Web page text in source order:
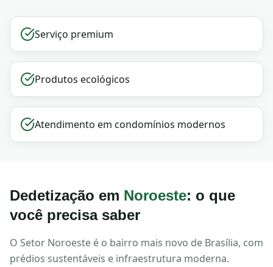
Serviço premium
Produtos ecológicos
Atendimento em condomínios modernos
Dedetização em Noroeste: o que
você precisa saber
O Setor Noroeste é o bairro mais novo de Brasília, com
prédios sustentáveis e infraestrutura moderna.